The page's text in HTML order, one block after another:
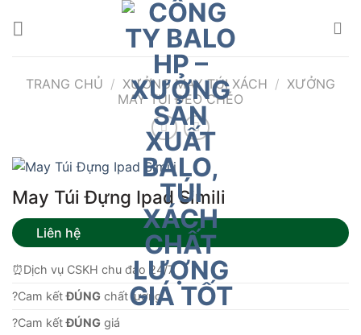
TRANG CHỦ / XƯỞNG MAY TÚI XÁCH / XƯỞNG
MAY TÚI ĐEO CHÉO
May Túi Đựng Ipad Simili
Liên hệ
⏰Dịch vụ CSKH chu đáo 24/7
?Cam kếtĐÚNG chất lượng.
?Cam kếtĐÚNG giá